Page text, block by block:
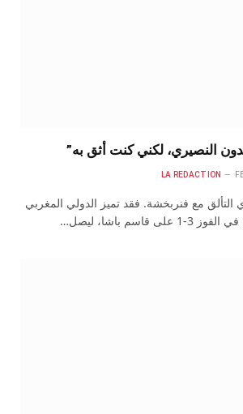
النصيري، لكني كنت أثق به”
LA REDACTION
مع فنربخشة. فقد تميز الدولي المغربي
باشا، ليصل…